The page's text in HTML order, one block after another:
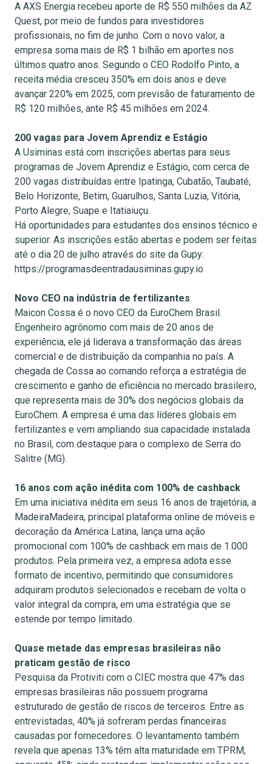
A AXS Energia recebeu aporte de R$ 550 milhões da AZ
Quest, por meio de fundos para investidores
profissionais, no fim de junho. Com o novo valor, a
empresa soma mais de R$ 1 bilhão em aportes nos
últimos quatro anos. Segundo o CEO Rodolfo Pinto, a
receita média cresceu 350% em dois anos e deve
avançar 220% em 2025, com previsão de faturamento de
R$ 120 milhões, ante R$ 45 milhões em 2024.
200 vagas para Jovem Aprendiz e Estágio
A Usiminas está com inscrições abertas para seus
programas de Jovem Aprendiz e Estágio, com cerca de
200 vagas distribuídas entre Ipatinga, Cubatão, Taubaté,
Belo Horizonte, Betim, Guarulhos, Santa Luzia, Vitória,
Porto Alegre, Suape e Itatiaiuçu.
Há oportunidades para estudantes dos ensinos técnico e
superior. As inscrições estão abertas e podem ser feitas
até o dia 20 de julho através do site da Gupy:
https://programasdeentradausiminas.gupy.io
Novo CEO na indústria de fertilizantes
Maicon Cossa é o novo CEO da EuroChem Brasil.
Engenheiro agrônomo com mais de 20 anos de
experiência, ele já liderava a transformação das áreas
comercial e de distribuição da companhia no país. A
chegada de Cossa ao comando reforça a estratégia de
crescimento e ganho de eficiência no mercado brasileiro,
que representa mais de 30% dos negócios globais da
EuroChem. A empresa é uma das líderes globais em
fertilizantes e vem ampliando sua capacidade instalada
no Brasil, com destaque para o complexo de Serra do
Salitre (MG).
16 anos com ação inédita com 100% de cashback
Em uma iniciativa inédita em seus 16 anos de trajetória, a
MadeiraMadeira, principal plataforma online de móveis e
decoração da América Latina, lança uma ação
promocional com 100% de cashback em mais de 1.000
produtos. Pela primeira vez, a empresa adota esse
formato de incentivo, permitindo que consumidores
adquiram produtos selecionados e recebam de volta o
valor integral da compra, em uma estratégia que se
estende por tempo limitado.
Quase metade das empresas brasileiras não
praticam gestão de risco
Pesquisa da Protiviti com o CIEC mostra que 47% das
empresas brasileiras não possuem programa
estruturado de gestão de riscos de terceiros. Entre as
entrevistadas, 40% já sofreram perdas financeiras
causadas por fornecedores. O levantamento também
revela que apenas 13% têm alta maturidade em TPRM,